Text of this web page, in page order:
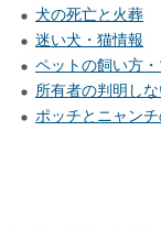
犬の死亡と火葬
迷い犬・猫情報
ペットの飼い方
所有者の判明し
ポッチとニャン